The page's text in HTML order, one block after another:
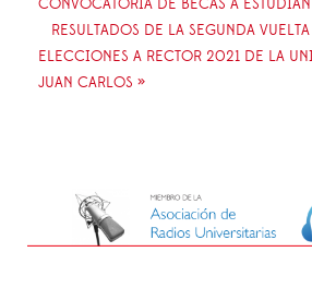
CONVOCATORIA DE BECAS A
RESULTADOS DE LA SEGUNDA
ELECCIONES A RECTOR 2021 DE LA
JUAN CARLOS »